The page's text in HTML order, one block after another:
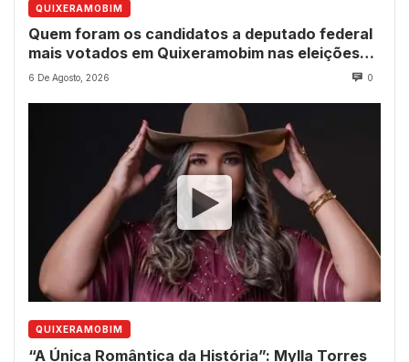
QUIXERAMOBIM
Quem foram os candidatos a deputado federal
mais votados em Quixeramobim nas eleições
de 2022?
6 De Agosto, 2026 0
QUIXERAMOBIM
“A Única Romântica da História”: Mylla Torres